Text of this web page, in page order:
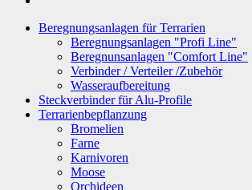
Beregnungsanlagen für Terrarien
Beregnungsanlagen "Profi Line"
Beregnunsanlagen "Comfort Line"
Verbinder / Verteiler /Zubehör
Wasseraufbereitung
Steckverbinder für Alu-Profile
Terrarienbepflanzung
Bromelien
Farne
Karnivoren
Moose
Orchideen